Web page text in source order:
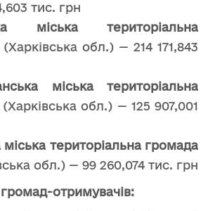
тис. грн
міська територіальна
(Харківська обл.) — 214 171,843
міська територіальна
(Харківська обл.) — 125 907,001
територіальна громада
обл.) — 99 260,074 тис. грн
отримувачів: